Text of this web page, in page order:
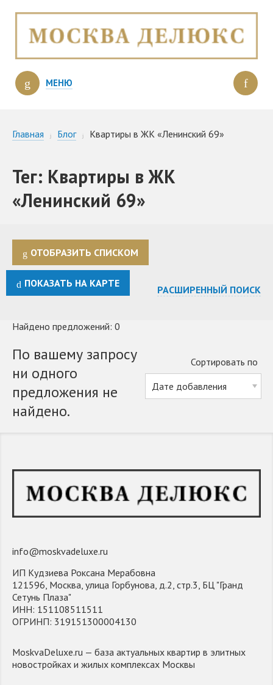
МЕНЮ
Главная Блог Квартиры в ЖК «Ленинский 69»
Тег: Квартиры в ЖК
«Ленинский 69»
ОТОБРАЗИТЬ СПИСКОМ
ПОКАЗАТЬ НА КАРТЕ
РАСШИРЕННЫЙ ПОИСК
Найдено предложений: 0
Сортировать по
По вашему запросу
ни одного
предложения не
найдено.
info@moskvadeluxe.ru
ИП Кудзиева Роксана Мерабовна
121596, Москва, улица Горбунова, д.2, стр.3, БЦ "Гранд
Сетунь Плаза"
ИНН: 151108511511
ОГРИНП: 319151300004130
MoskvaDeluxe.ru — база актуальных квартир в элитных
новостройках и жилых комплексах Москвы